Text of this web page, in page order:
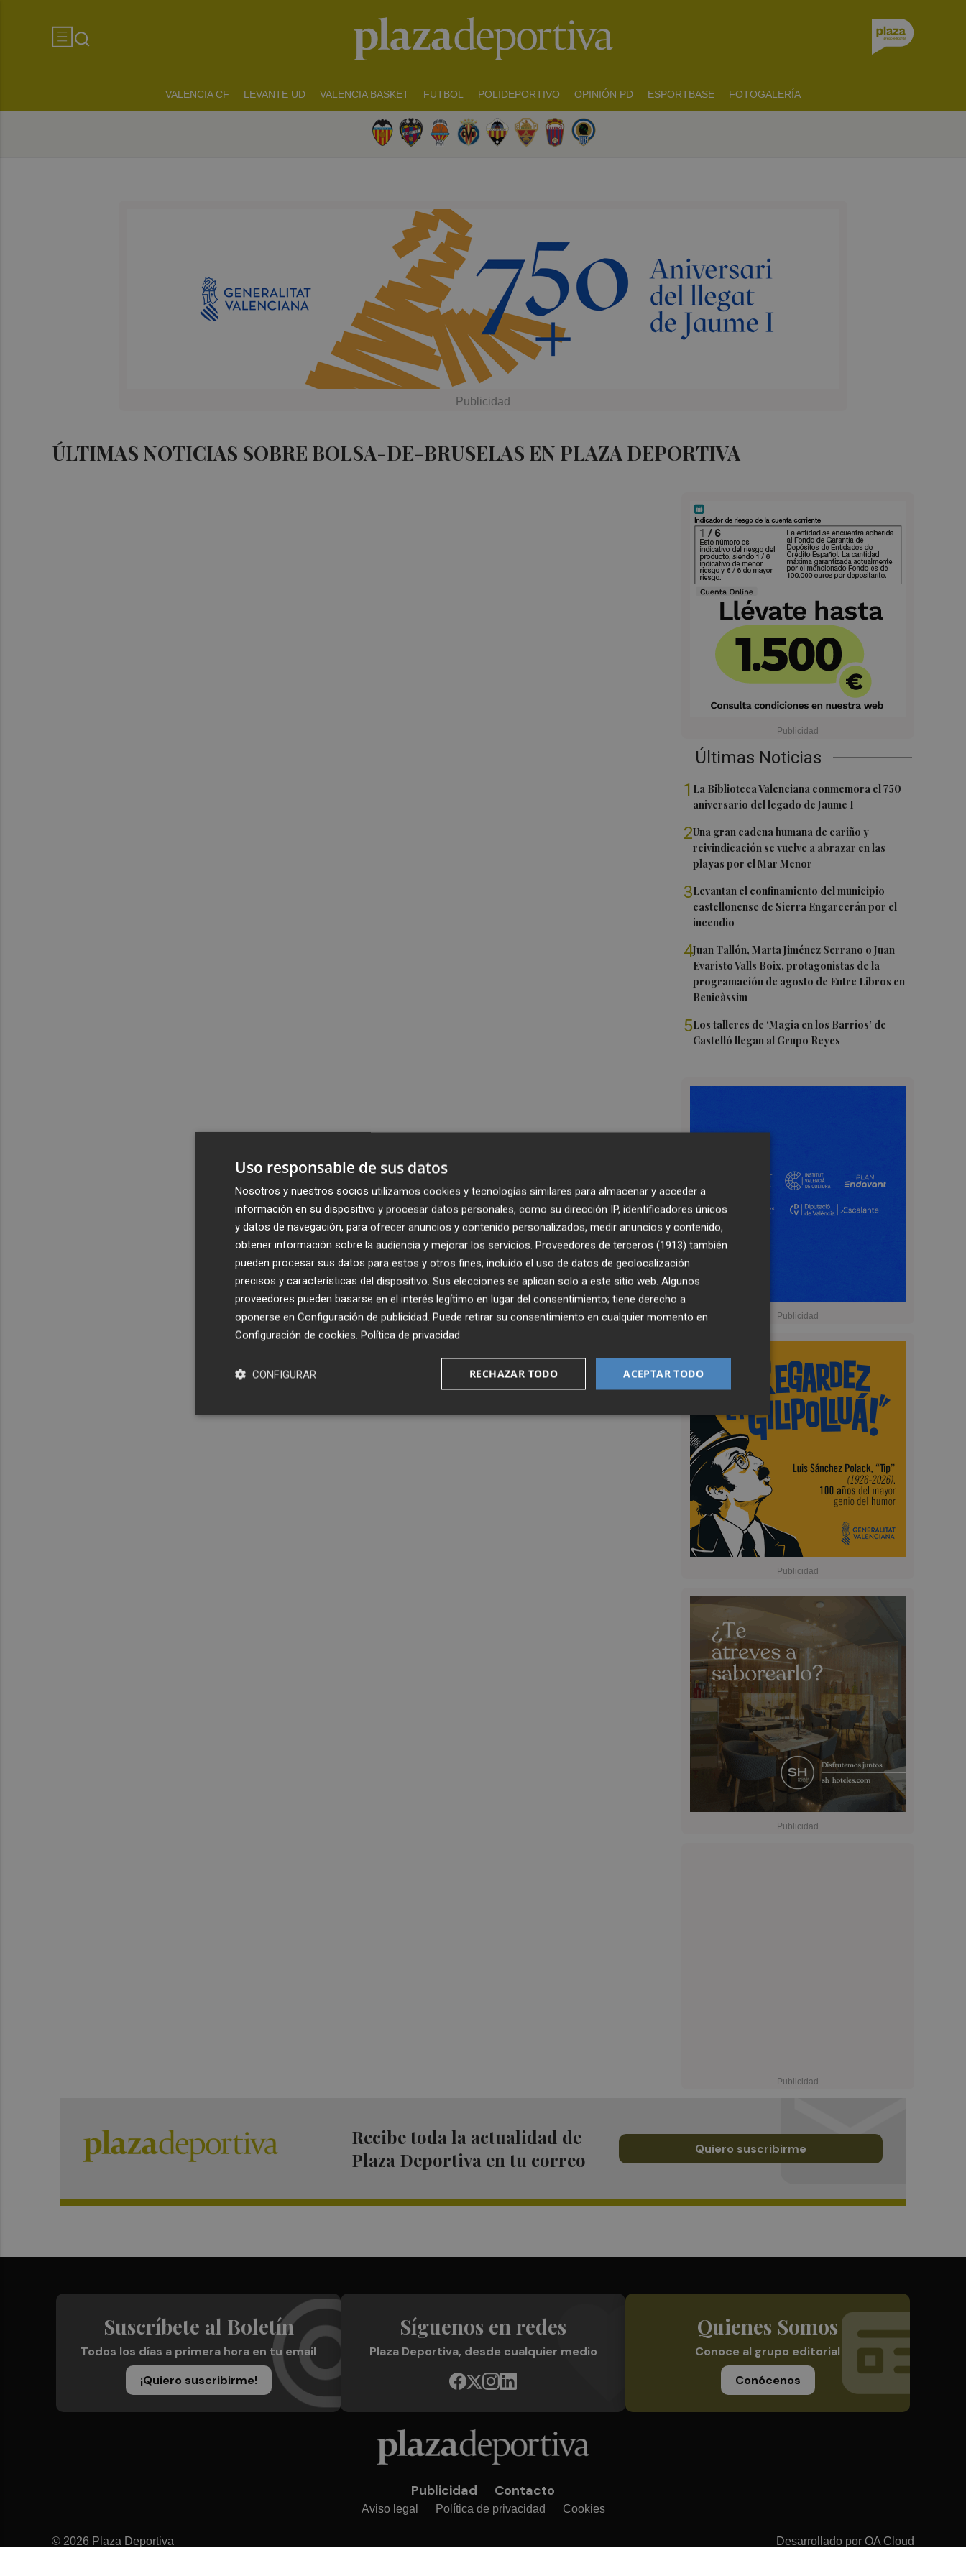
VALENCIA CF LEVANTE UD VALENCIA BASKET FUTBOL POLIDEPORTIVO OPINIÓN PD ESPORTBASE FOTOGALERÍA
ÚLTIMAS NOTICIAS SOBRE BOLSA-DE-BRUSELAS EN PLAZA DEPORTIVA
Últimas Noticias
1 La Biblioteca Valenciana conmemora el 750
aniversario del legado de Jaume I
2Una gran cadena humana de cariño y
reivindicación se vuelve a abrazar en las
playas por el Mar Menor
3Levantan el confinamiento del municipio
castellonense de Sierra Engarcerán por el
incendio
4Juan Tallón, Marta Jiménez Serrano o Juan
Evaristo Valls Boix, protagonistas de la
programación de agosto de Entre Libros en
Benicàssim
5Los talleres de ‘Magia en los Barrios’ de
Castelló llegan al Grupo Reyes
Recibe toda la actualidad de
Plaza Deportiva en tu correo
Quiero suscribirme
Suscríbete al Boletín
Todos los días a primera hora en tu email
¡Quiero suscribirme!
Síguenos en redes
Plaza Deportiva, desde cualquier medio
Quienes Somos
Conoce al grupo editorial
Conócenos
Publicidad Contacto
Aviso legal Política de privacidad Cookies
© 2026 Plaza Deportiva Desarrollado por OA Cloud
Uso responsable de sus datos
Nosotros y nuestros socios utilizamos cookies y tecnologías similares para almacenar y acceder a
información en su dispositivo y procesar datos personales, como su dirección IP, identificadores únicos
y datos de navegación, para ofrecer anuncios y contenido personalizados, medir anuncios y contenido,
obtener información sobre la audiencia y mejorar los servicios. Proveedores de terceros (1913) también
pueden procesar sus datos para estos y otros fines, incluido el uso de datos de geolocalización
precisos y características del dispositivo. Sus elecciones se aplican solo a este sitio web. Algunos
proveedores pueden basarse en el interés legítimo en lugar del consentimiento; tiene derecho a
oponerse en Configuración de publicidad. Puede retirar su consentimiento en cualquier momento en
Configuración de cookies. Política de privacidad
ACEPTAR TODO
RECHAZAR TODO
CONFIGURAR